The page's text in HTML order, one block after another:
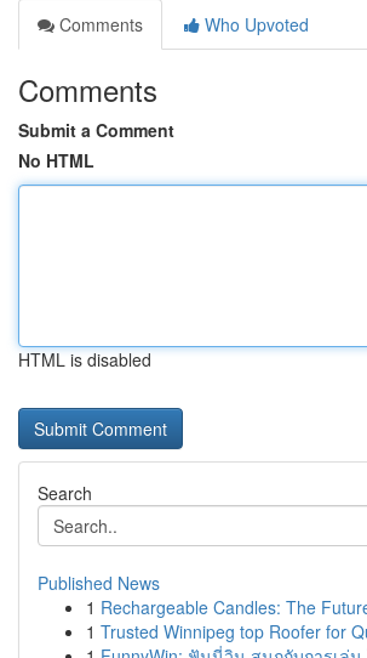
Comments
Who Upvoted
Comments
Submit a Comment
No HTML
HTML is disabled
Search
Published News
1 Rechargeable Candles: The
1 Trusted Winnipeg top Roofer for